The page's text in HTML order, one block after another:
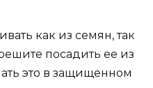
как из семян, так
посадить ее из
это в защищенном